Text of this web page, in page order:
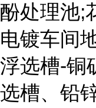
酚处理池;
电镀车间
浮选槽-铜
选槽、铅